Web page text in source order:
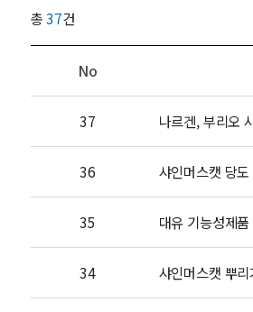
총37건
No
37 나르겐, 부리오
36 샤인머스캣 당
35 대유 기능성제
34 샤인머스캣 뿌